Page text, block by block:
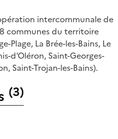
intercommunale de
communes du territoire
Plage, La Brée-les-Bains, Le
d'Oléron, Saint-Georges-
Saint-Trojan-les-Bains).
(3)